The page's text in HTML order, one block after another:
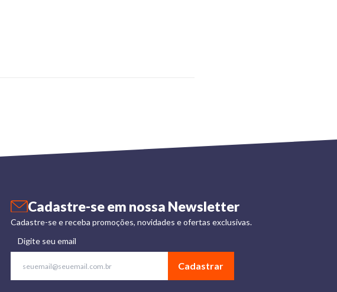
Cadastre-se em nossa Newsletter
Cadastre-se e receba promoções, novidades e ofertas exclusivas.
Digite seu email
Cadastrar